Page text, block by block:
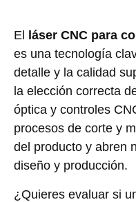
El
láser CNC para
es una tecnología
detalle y la calidad
la elección correcta
óptica y controles
procesos de corte y
del producto y abren
diseño y producción.
¿Quieres evaluar si